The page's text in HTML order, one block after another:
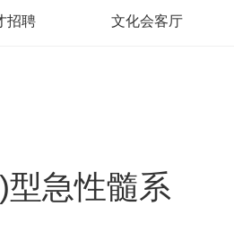
招聘 文化会客厅
急性髓系